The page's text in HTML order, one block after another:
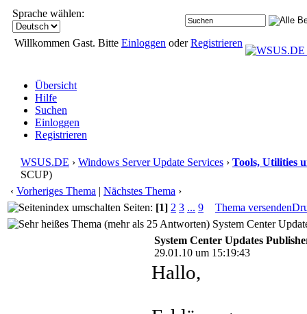
Sprache wählen:
Willkommen Gast. Bitte Einloggen oderRegistrieren
Übersicht
Hilfe
Suchen
Einloggen
Registrieren
WSUS.DE › Windows Server Update Services › Tools, Utilities
SCUP)
‹ Vorheriges Thema | Nächstes Thema ›
Seiten: [1] 2 3 ... 9 Thema versenden
System Center
System Center Updates
29.01.10 um 15:19:43
Hallo,